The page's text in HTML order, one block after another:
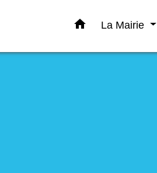
home La Mairie